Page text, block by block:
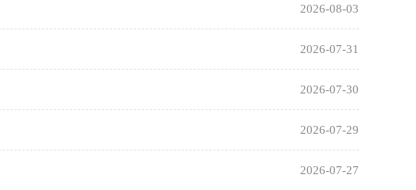
2026-08-03
2026-07-31
2026-07-30
2026-07-29
2026-07-27